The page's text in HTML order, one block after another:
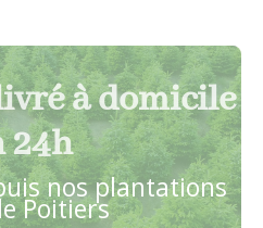
à domicile
24h
nos plantations
Poitiers